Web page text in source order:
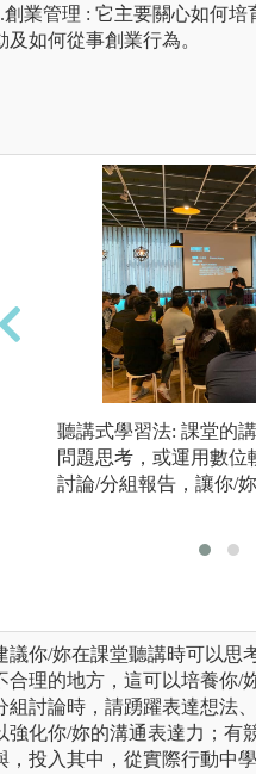
創業管理 : 它主要關心如何
及如何從事創業行為。
參與討論：利用個案教學、管
協同教學、管理專題研究等學
的想法，跟同學、教師或專家
聽講式學習法: 課堂的
問題思考，或運用數位
討論/分組報告，讓你/
議你/妳在課堂聽講時可以思
合理的地方，這可以培養你/
組討論時，請踴躍表達想法
強化你/妳的溝通表達力；有
，投入其中，從實際行動中